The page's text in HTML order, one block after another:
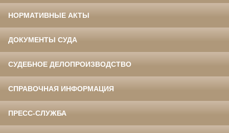
НОРМАТИВНЫЕ АКТЫ
ДОКУМЕНТЫ СУДА
СУДЕБНОЕ ДЕЛОПРОИЗВОДСТВО
СПРАВОЧНАЯ ИНФОРМАЦИЯ
ПРЕСС-СЛУЖБА